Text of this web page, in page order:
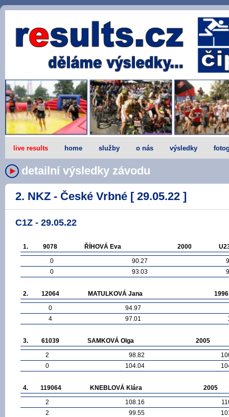
live results home služby o nás výsledky
detailní výsledky závodu
2. NKZ - České Vrbné [ 29.05.22 ]
C1Z - 29.05.22
1. 9078 ŘÍHOVÁ Eva 2000
0
90.27
0
93.03
2. 12064 MATULKOVÁ Jana
1996
0
94.97
4
97.01
3. 61039 SAMKOVÁ Olga
2005
2
98.82
0
104.04
4. 119064 KNEBLOVÁ Klára
2005
2
108.16
2
99.55